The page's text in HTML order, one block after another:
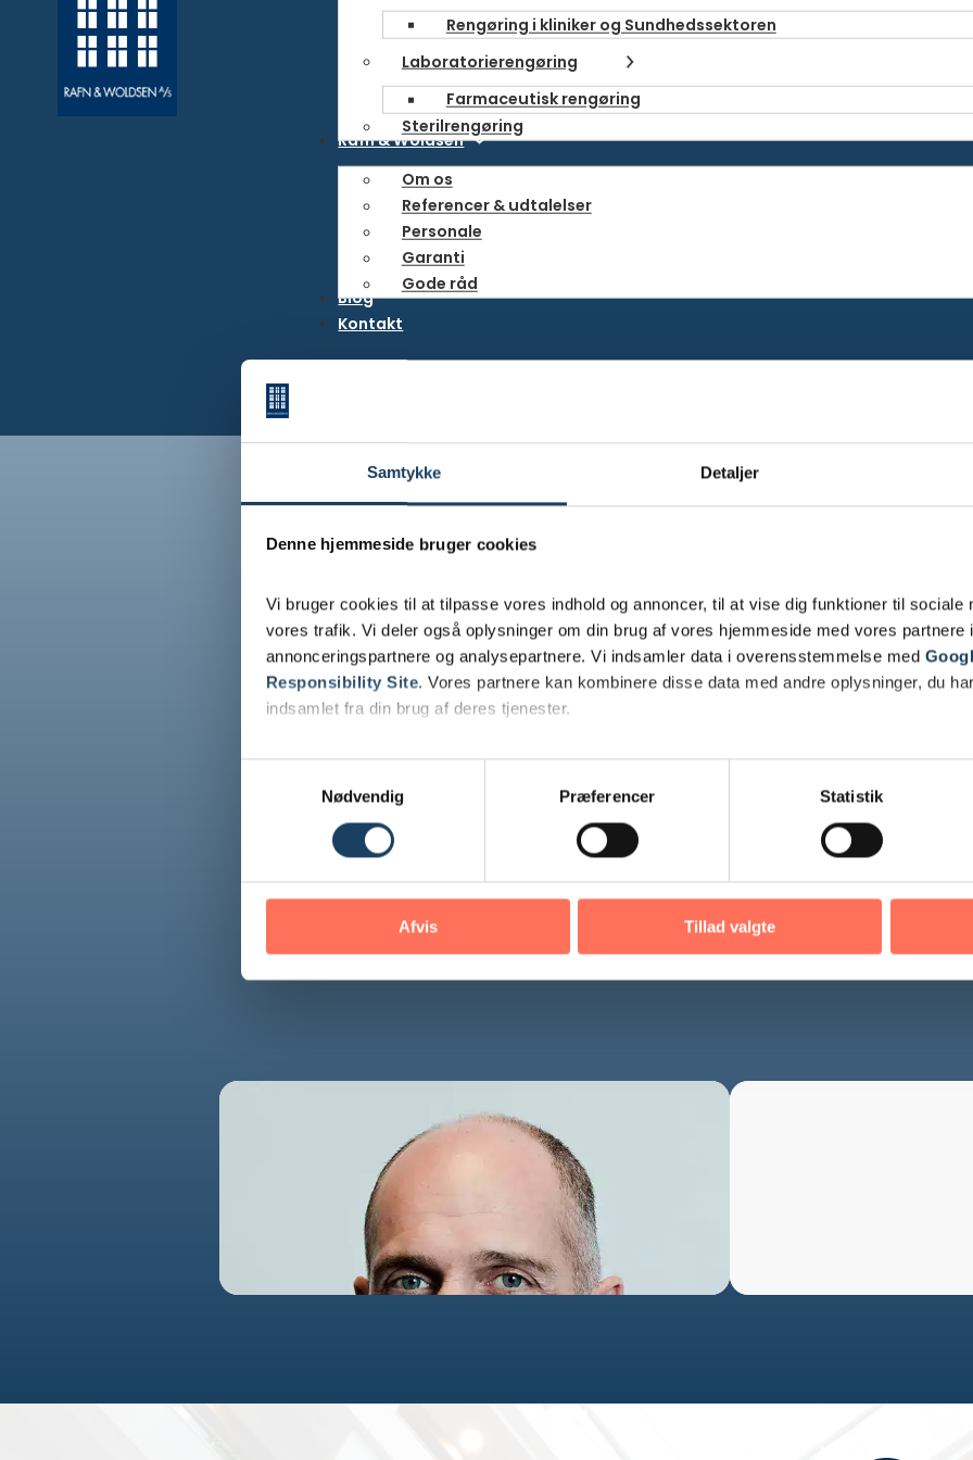
Samtykke Detaljer
Denne hjemmeside bruger cookies
Vi bruger cookies til at tilpasse vores indhold og annoncer, til at vise dig funktioner til sociale
vores trafik. Vi deler også oplysninger om din brug af vores hjemmeside med vores partnere
annonceringspartnere og analysepartnere. Vi indsamler data i overensstemmelse med
Responsibility Site. Vores partnere kan kombinere disse data med andre oplysninger, du
indsamlet fra din brug af deres tjenester.
Se Cookie & Privatlivspolitikher
Nødvendig
Præferencer Statistik
Afvis Tillad valgte
Rengøring i kliniker og Sundhedssektoren
Laboratorierengøring
Farmaceutisk rengøring
Sterilrengøring
Rafn & Woldsen
Om os
Referencer & udtalelser
Personale
Garanti
Gode råd
Blog
Kontakt
Løvdalsvej 4, 3000 Helsingør
info@rafn-woldsen.dk
Tilføj filer (max 5)
Bliv kontaktet
20 85 07 74
filip@rafn-woldsen.dk